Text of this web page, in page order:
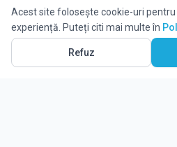
Acest site folosește cookie-uri
experiență. Puteți citi mai multe în
Refuz